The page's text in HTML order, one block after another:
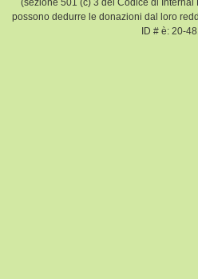
possono dedurre le donazioni dal loro
ID # è: 20-